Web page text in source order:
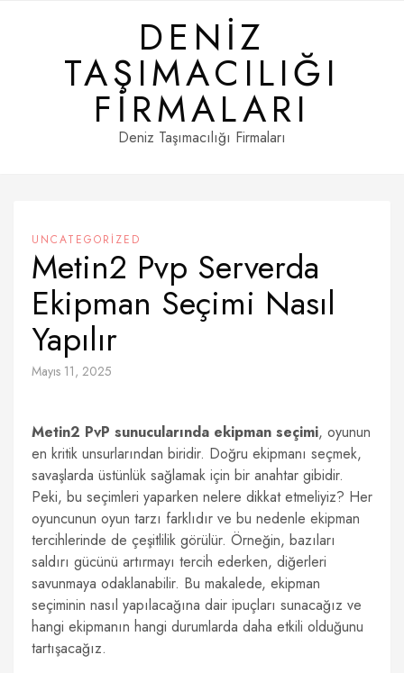
DENIZ
TAŞIMACILIĞI
FIRMALARI
Deniz Taşımacılığı Firmaları
UNCATEGORIZED
Metin2 Pvp Serverda
Ekipman Seçimi Nasıl
Yapılır
Mayıs 11, 2025
Metin2 PvP sunucularında ekipman seçimi, oyunun
en kritik unsurlarından biridir. Doğru ekipmanı seçmek,
savaşlarda üstünlük sağlamak için bir anahtar gibidir.
Peki, bu seçimleri yaparken nelere dikkat etmeliyiz? Her
oyuncunun oyun tarzı farklıdır ve bu nedenle ekipman
tercihlerinde de çeşitlilik görülür. Örneğin, bazıları
saldırı gücünü artırmayı tercih ederken, diğerleri
savunmaya odaklanabilir. Bu makalede, ekipman
seçiminin nasıl yapılacağına dair ipuçları sunacağız ve
hangi ekipmanın hangi durumlarda daha etkili olduğunu
tartışacağız.